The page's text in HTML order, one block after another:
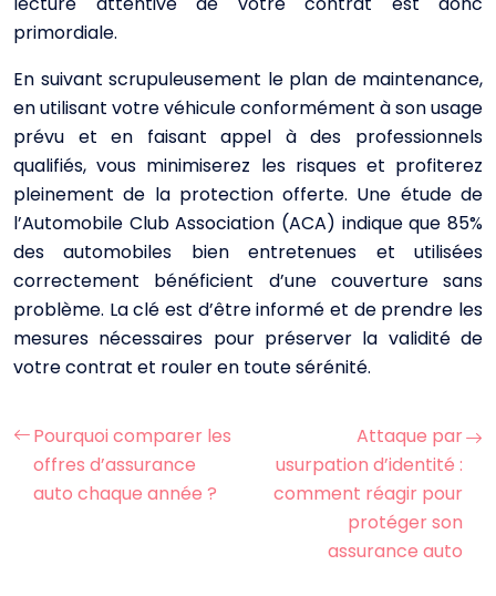
primordiale.
En suivant scrupuleusement le plan de maintenance,
en utilisant votre véhicule conformément à son usage
prévu et en faisant appel à des professionnels
qualifiés, vous minimiserez les risques et profiterez
pleinement de la protection offerte. Une étude de
l’Automobile Club Association (ACA) indique que 85%
des automobiles bien entretenues et utilisées
correctement bénéficient d’une couverture sans
problème. La clé est d’être informé et de prendre les
mesures nécessaires pour préserver la validité de
votre contrat et rouler en toute sérénité.
Pourquoi comparer les
offres d’assurance
auto chaque année ?
Attaque par
usurpation d’identité :
comment réagir pour
protéger son
assurance auto